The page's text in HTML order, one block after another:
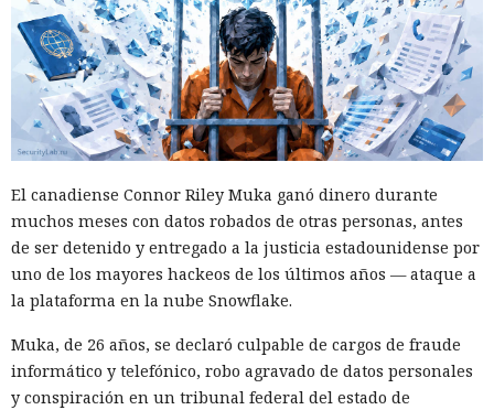
cada vez más en instrumentos de medidas de respuesta, y
no simplemente en participantes de la competencia de
mercado.
Era demasiado pronto para dar
por muerto a Next.js: la versión
16.3 pulveriza los récords de
rendimiento.
12:01 / 07.08.2026
Ingenieros reducen en un 90% el consumo de memoria
RAM y aceleran la compilación 2,3 veces.
El canadiense Connor Riley Muka ganó dinero durante
muchos meses con datos robados de otras personas, antes
de ser detenido y entregado a la justicia estadounidense por
uno de los mayores hackeos de los últimos años — ataque a
la plataforma en la nube Snowflake.
Muka, de 26 años, se declaró culpable de cargos de fraude
informático y telefónico, robo agravado de datos personales
y conspiración en un tribunal federal del estado de